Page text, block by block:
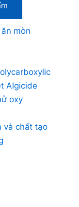
mòn
Algicide
oxy
và chất tạo